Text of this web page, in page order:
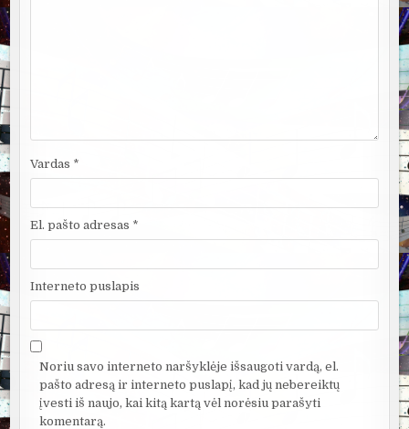
Vardas *
El. pašto adresas *
Interneto puslapis
Noriu savo interneto naršyklėje išsaugoti vardą, el.
pašto adresą ir interneto puslapį, kad jų nebereiktų
įvesti iš naujo, kai kitą kartą vėl norėsiu parašyti
komentarą.